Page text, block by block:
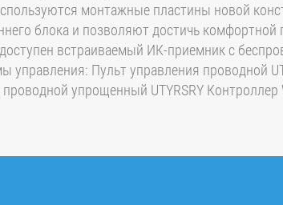
монтажные пластины новой
блока и позволяют достичь
встраиваемый ИК-приемник с
Пульт управления проводной
упрощенный UTYRSRY Контроллер